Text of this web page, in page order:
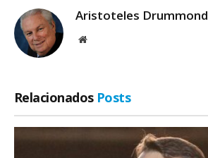
Aristoteles Drummond
Site
Relacionados Posts